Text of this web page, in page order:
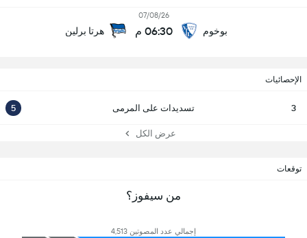
بوخوم
07/08/26
06:30 م هرتا برلين
الإحصائيات
3 تسديدات على المرمى 5
عرض الكل
توقعات
من سيفوز؟
إجمالي عدد المصوتين 4,513